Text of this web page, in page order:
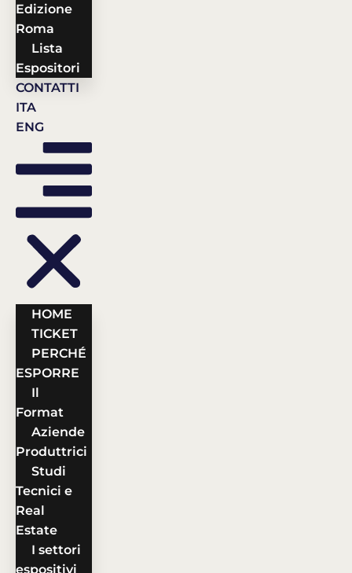
Edizione
Roma
Lista
Espositori
CONTATTI
ITA
ENG
HOME
TICKET
PERCHÉ
ESPORRE
Il
Format
Aziende
Produttrici
Studi
Tecnici e
Real
Estate
I settori
espositivi